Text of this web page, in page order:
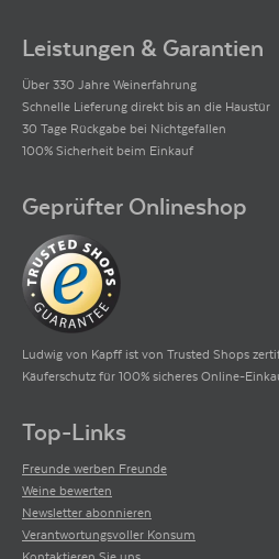
Leistungen & Garantien
Über 330 Jahre Weinerfahrung
Schnelle Lieferung direkt bis an die Haustür
30 Tage Rückgabe bei Nichtgefallen
100% Sicherheit beim Einkauf
Geprüfter Onlineshop
Ludwig von Kapff ist von Trusted Shops
Käuferschutz für 100% sicheres Online-
Top-Links
Freunde werben Freunde
Weine bewerten
Newsletter abonnieren
Verantwortungsvoller Konsum
Kontaktieren Sie uns